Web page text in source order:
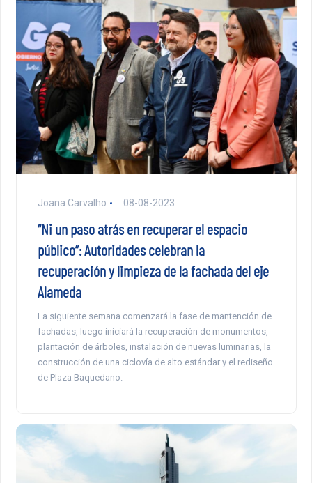
Joana Carvalho 08-08-2023
“Ni un paso atrás en recuperar el espacio
público”: Autoridades celebran la
recuperación y limpieza de la fachada del eje
Alameda
La siguiente semana comenzará la fase de mantención de
fachadas, luego iniciará la recuperación de monumentos,
plantación de árboles, instalación de nuevas luminarias, la
construcción de una ciclovía de alto estándar y el rediseño
de Plaza Baquedano.